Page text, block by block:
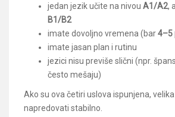
jedan jezik učite na nivou A1/A2,
B1/B2
imate dovoljno vremena (bar4–5
imate jasan plan i rutinu
jezici nisu previše slični (npr.
često mešaju)
Ako su ova četiri uslova ispunjena,
napredovati stabilno.